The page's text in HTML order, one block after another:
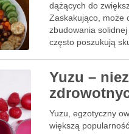
dążących do
Zaskakująco, może
zbudowania
często poszukują
Yuzu –
Yuzu, egzotyczny
większą